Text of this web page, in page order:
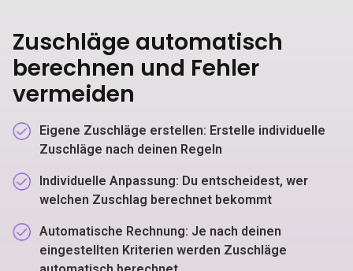
Zuschläge automatisch
berechnen und Fehler
vermeiden
Eigene Zuschläge erstellen: Erstelle individuelle
Zuschläge nach deinen Regeln
Individuelle Anpassung: Du entscheidest, wer
welchen Zuschlag berechnet bekommt
Automatische Rechnung: Je nach deinen
eingestellten Kriterien werden Zuschläge